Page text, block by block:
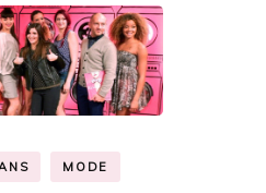
MODE